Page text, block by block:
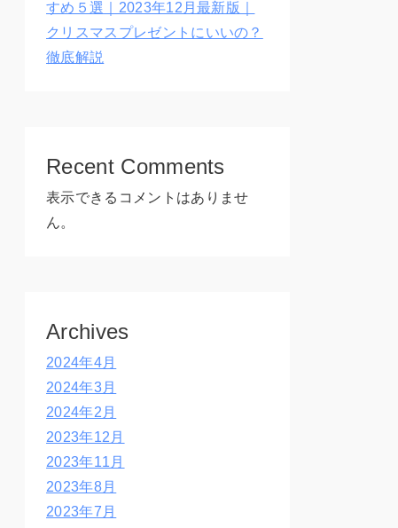
すめ５選｜2023年12月最新版｜
クリスマスプレゼントにいいの？
徹底解説
Recent Comments
表示できるコメントはありませ
ん。
Archives
2024年4月
2024年3月
2024年2月
2023年12月
2023年11月
2023年8月
2023年7月